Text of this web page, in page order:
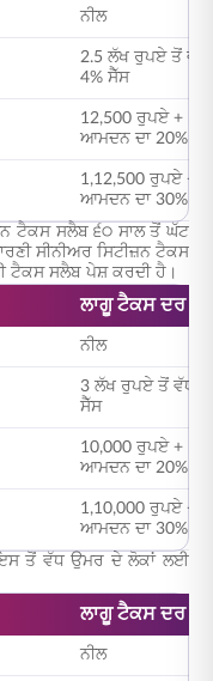
ਨੀਲ
2.5 ਲੱਖ ਰੁਪਏ ਤੋਂ ਵੱਧ
4% ਸੈੱਸ
12,500 ਰੁਪਏ + 5
ਆਮਦਨ ਦਾ 20% +
1,12,500 ਰੁਪਏ +
ਆਮਦਨ ਦਾ 30% +
ਟੈਕਸ ਸਲੈਬ ੬੦ ਸਾਲ ਤੋਂ ਘੱਟ
ਸੀਨੀਅਰ ਸਿਟੀਜ਼ਨ ਟੈਕਸ
ਟੈਕਸ ਸਲੈਬ ਪੇਸ਼ ਕਰਦੀ ਹੈ।
ਲਾਗੂ ਟੈਕਸ ਦਰ
ਨੀਲ
3 ਲੱਖ ਰੁਪਏ ਤੋਂ ਵੱਧ
ਸੈੱਸ
10,000 ਰੁਪਏ + 5
ਆਮਦਨ ਦਾ 20% +
1,10,000 ਰੁਪਏ +
ਆਮਦਨ ਦਾ 30% +
ਇਸ ਤੋਂ ਵੱਧ ਉਮਰ ਦੇ ਲੋਕਾਂ ਲਈ
ਲਾਗੂ ਟੈਕਸ ਦਰ
ਨੀਲ